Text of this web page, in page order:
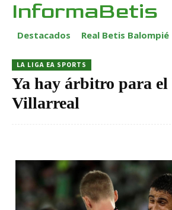
InformaBetis
Destacados Real Betis Balompié
LA LIGA EA SPORTS
Ya hay árbitro para el
Villarreal